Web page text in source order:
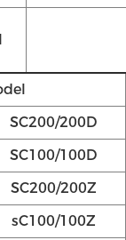
SC200/200D
SC100/100D
SC200/200Z
sC100/100Z